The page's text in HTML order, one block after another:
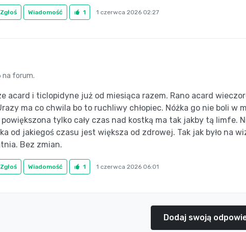
Zgłoś Wiadomość 1 1 czerwca 2026 02:27
na forum.
acard i ticlopidyne już od miesiąca razem. Rano acard
ma co chwila bo to ruchliwy chłopiec. Nóżka go nie boli w
tylko cały czas nad kostką ma tak jakby tą Iimfe.
od jakiegoś czasu jest większa od zdrowej. Tak jak było na
Bez zmian.
Zgłoś Wiadomość 1 1 czerwca 2026 06:01
Dodaj swoją